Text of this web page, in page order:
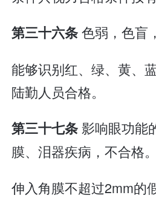
第三十六条色弱，色盲
能够识别红、绿、黄、
陆勤人员合格。
第三十七条影响眼功能
膜、泪器疾病，不合格。
伸入角膜不超过2mm的